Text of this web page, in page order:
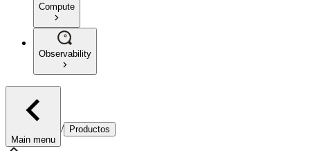
Compute
Observability
Main menu
/ Productos